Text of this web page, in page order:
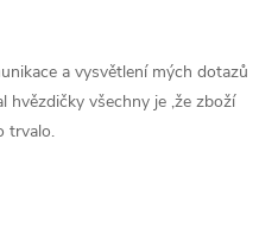
a vysvětlení mých dotazů
hvězdičky všechny je ,že zboží
trvalo.